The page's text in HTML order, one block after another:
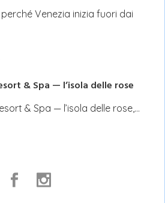
Venezia inizia fuori dai
& Spa — l’isola delle rose
& Spa — l’isola delle rose,…